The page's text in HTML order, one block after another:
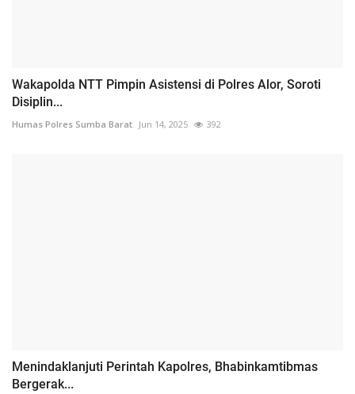
Wakapolda NTT Pimpin Asistensi di Polres Alor, Soroti
Disiplin...
Humas Polres Sumba Barat Jun 14, 2025 392
Menindaklanjuti Perintah Kapolres, Bhabinkamtibmas
Bergerak...